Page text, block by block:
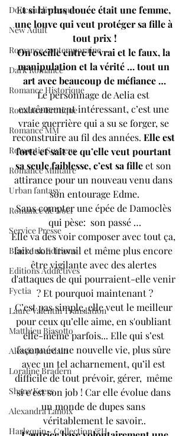
Douceur livresque
New Adult
Romance contemporaine
Dark Romance
Romance Historique
Romance Erotique
Romance MM
Romantic Suspens
Romance Militaire
Urban fantasy
Romance de Noël
Service Presse
Black Ink Editions
Editions Addictives
Fyctia
Laure Valentin Translation
Matthieu Biasotto
Alessia Jourdain
Loraline Bradern
Shana Keers
Alexandra Lanoix
Harlequin - Collection &H
Et si la plus douée était une femme,
une louve qui veut protéger sa fille à
tout prix !
On oscille entre le vrai et le faux, la
manipulation et la vérité … tout un
art avec beaucoup de méfiance …
Le personnage de Aelia est
extrêmement intéressant, c’est une
vraie guerrière qui a su se forger, se
reconstruire au fil des années. Elle est
forte et sait ce qu’elle veut pourtant
sa seule faiblesse, c’est sa fille et son
attirance pour un nouveau venu dans
son entourage Edme.
Sans compter une épée de Damoclès
qui pèse:  son passé …
Elle va des voir composer avec tout ça,
faire son travail et même plus encore
être vigilante avec des alertes
d'attaques de qui pourraient-elle venir
? Et pourquoi maintenant ?
C’est pas simple, elle veut le meilleur
pour ceux qu’elle aime, en s'oubliant
elle-même parfois... Elle qui s’est
façonnée une nouvelle vie, plus sûre
avec un tel acharnement, qu’il est
difficile de tout prévoir, gérer,  même
si c'est son job ! Car elle évolue dans
un monde de dupes sans
véritablement le savoir..